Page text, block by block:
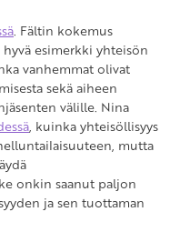
. Fältin kokemus
esimerkki yhteisön
vanhemmat olivat
sekä aiheen
välille. Nina
, kuinka yhteisöllisyys
mutta
onkin saanut paljon
ja sen tuottaman